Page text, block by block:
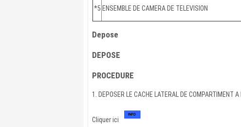
*5 ENSEMBLE DE CAMERA DE TELEVISION
Depose
DEPOSE
PROCEDURE
1. DEPOSER LE CACHE LATERAL DE COMPARTIMENT A
Cliquer ici